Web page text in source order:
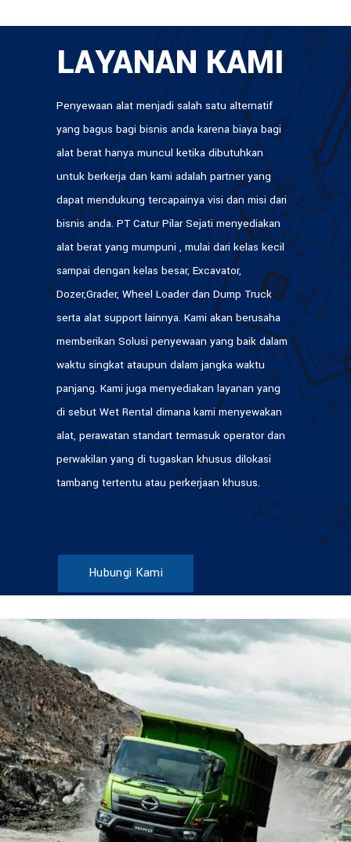
LAYANAN KAMI
Penyewaan alat menjadi salah satu alternatif
yang bagus bagi bisnis anda karena biaya bagi
alat berat hanya muncul ketika dibutuhkan
untuk berkerja dan kami adalah partner yang
dapat mendukung tercapainya visi dan misi dari
bisnis anda. PT Catur Pilar Sejati menyediakan
alat berat yang mumpuni , mulai dari kelas kecil
sampai dengan kelas besar, Excavator,
Dozer,Grader, Wheel Loader dan Dump Truck
serta alat support lainnya. Kami akan berusaha
memberikan Solusi penyewaan yang baik dalam
waktu singkat ataupun dalam jangka waktu
panjang. Kami juga menyediakan layanan yang
di sebut Wet Rental dimana kami menyewakan
alat, perawatan standart termasuk operator dan
perwakilan yang di tugaskan khusus dilokasi
tambang tertentu atau perkerjaan khusus.
Hubungi Kami
DUMP TRUCK TOOLS
HINO FM 285 JD – Euro2
Find Out More